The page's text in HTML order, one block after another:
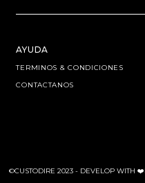
AYUDA
TERMINOS & CONDICIONES
CONTACTANOS
©CUSTODIRE 2023 - DEVELOP WITH